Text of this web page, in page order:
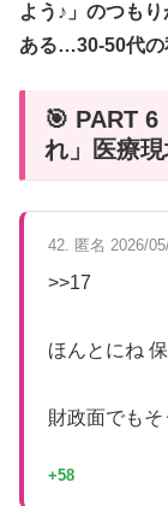
よう♪」のつも
ある…30-50代の
🎯 PART 6
れ」医療
42. 匿名 2026/
>>17
ほんとにね
財政面でも
+58